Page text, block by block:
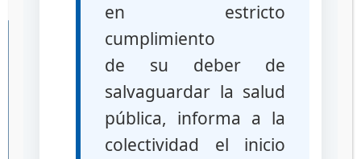
en estricto
cumplimiento
de su deber de
salvaguardar la salud
pública, informa a la
colectividad el inicio